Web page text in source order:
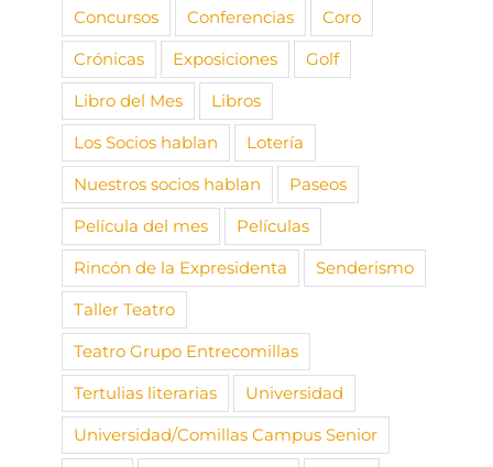
Concursos
Conferencias
Coro
Crónicas
Exposiciones
Golf
Libro del Mes
Libros
Los Socios hablan
Lotería
Nuestros socios hablan
Paseos
Película del mes
Películas
Rincón de la Expresidenta
Senderismo
Taller Teatro
Teatro Grupo Entrecomillas
Tertulias literarias
Universidad
Universidad/Comillas Campus Senior